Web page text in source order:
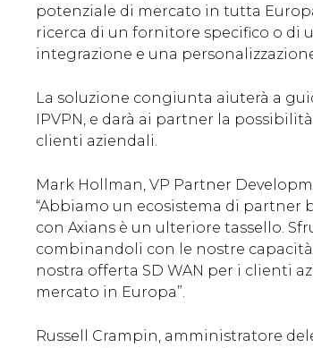
potenziale di mercato in tutta
ricerca di un fornitore specifico o di
integrazione e una
La soluzione congiunta aiuterà a
IPVPN, e darà ai partner la
clienti aziendali.
Mark Hollman, VP Partner
“Abbiamo un ecosistema di partner
con Axians è un ulteriore tassello.
combinandoli con le nostre
nostra offerta SD WAN per i clienti
mercato in Europa”.
Russell Crampin, amministratore